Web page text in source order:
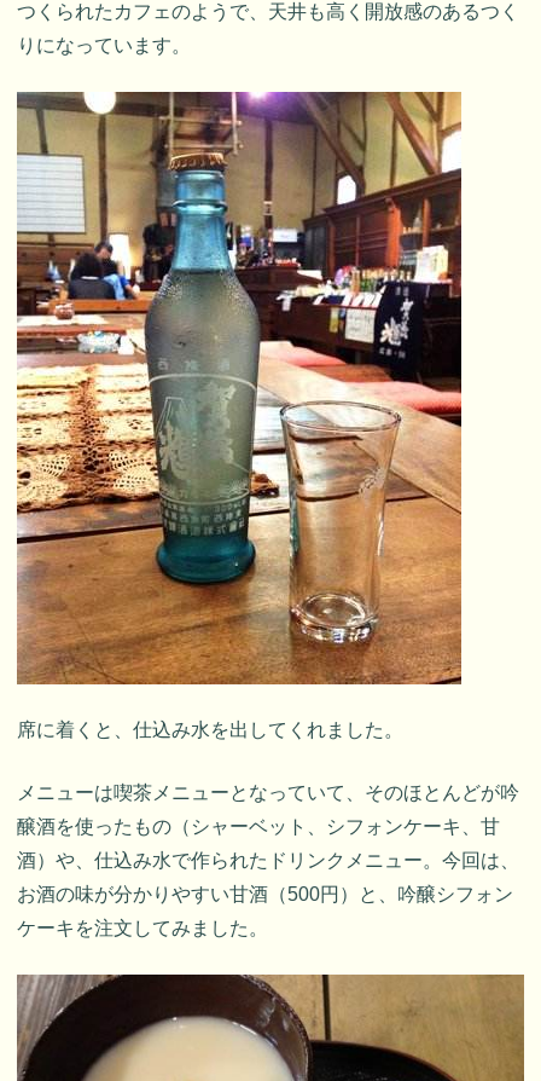
つくられたカフェのようで、天井も高く開放感のあるつく
りになっています。
席に着くと、仕込み水を出してくれました。
メニューは喫茶メニューとなっていて、そのほとんどが吟
醸酒を使ったもの（シャーベット、シフォンケーキ、甘
酒）や、仕込み水で作られたドリンクメニュー。今回は、
お酒の味が分かりやすい甘酒（500円）と、吟醸シフォン
ケーキを注文してみました。